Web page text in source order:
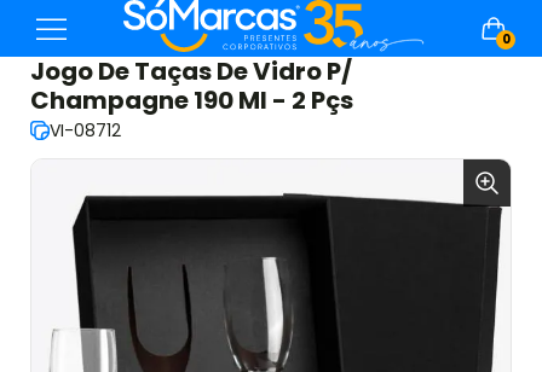
0
Jogo De Taças De Vidro P/
Champagne 190 Ml - 2 Pçs
VI-08712